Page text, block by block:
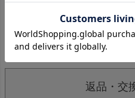
返品特約について
商品についてのお問い合わせ
返品・交